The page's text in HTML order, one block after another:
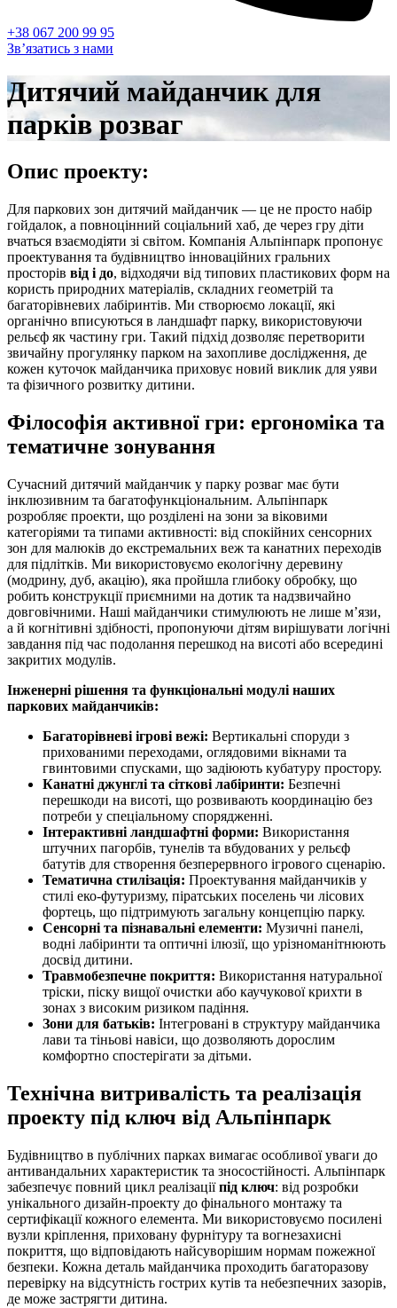
+38 067 200 99 95
Зв’язатись з нами
Дитячий майданчик для
парків розваг
Опис проекту:
Для паркових зон дитячий майданчик — це не просто набір
гойдалок, а повноцінний соціальний хаб, де через гру діти
вчаться взаємодіяти зі світом. Компанія Альпінпарк пропонує
проектування та будівництво інноваційних гральних
просторів від і до, відходячи від типових пластикових форм на
користь природних матеріалів, складних геометрій та
багаторівневих лабіринтів. Ми створюємо локації, які
органічно вписуються в ландшафт парку, використовуючи
рельєф як частину гри. Такий підхід дозволяє перетворити
звичайну прогулянку парком на захопливе дослідження, де
кожен куточок майданчика приховує новий виклик для уяви
та фізичного розвитку дитини.
Філософія активної гри: ергономіка та
тематичне зонування
Сучасний дитячий майданчик у парку розваг має бути
інклюзивним та багатофункціональним. Альпінпарк
розробляє проекти, що розділені на зони за віковими
категоріями та типами активності: від спокійних сенсорних
зон для малюків до екстремальних веж та канатних переходів
для підлітків. Ми використовуємо екологічну деревину
(модрину, дуб, акацію), яка пройшла глибоку обробку, що
робить конструкції приємними на дотик та надзвичайно
довговічними. Наші майданчики стимулюють не лише м’язи,
а й когнітивні здібності, пропонуючи дітям вирішувати логічні
завдання під час подолання перешкод на висоті або всередині
закритих модулів.
Інженерні рішення та функціональні модулі наших
паркових майданчиків:
Багаторівневі ігрові вежі: Вертикальні споруди з
прихованими переходами, оглядовими вікнами та
гвинтовими спусками, що задіюють кубатуру простору.
Канатні джунглі та сіткові лабіринти: Безпечні
перешкоди на висоті, що розвивають координацію без
потреби у спеціальному спорядженні.
Інтерактивні ландшафтні форми: Використання
штучних пагорбів, тунелів та вбудованих у рельєф
батутів для створення безперервного ігрового сценарію.
Тематична стилізація: Проектування майданчиків у
стилі еко-футуризму, піратських поселень чи лісових
фортець, що підтримують загальну концепцію парку.
Сенсорні та пізнавальні елементи: Музичні панелі,
водні лабіринти та оптичні ілюзії, що урізноманітнюють
досвід дитини.
Травмобезпечне покриття: Використання натуральної
тріски, піску вищої очистки або каучукової крихти в
зонах з високим ризиком падіння.
Зони для батьків: Інтегровані в структуру майданчика
лави та тіньові навіси, що дозволяють дорослим
комфортно спостерігати за дітьми.
Технічна витривалість та реалізація
проекту під ключ від Альпінпарк
Будівництво в публічних парках вимагає особливої уваги до
антивандальних характеристик та зносостійності. Альпінпарк
забезпечує повний цикл реалізаціїпід ключ: від розробки
унікального дизайн-проекту до фінального монтажу та
сертифікації кожного елемента. Ми використовуємо посилені
вузли кріплення, приховану фурнітуру та вогнезахисні
покриття, що відповідають найсуворішим нормам пожежної
безпеки. Кожна деталь майданчика проходить багаторазову
перевірку на відсутність гострих кутів та небезпечних зазорів,
де може застрягти дитина.